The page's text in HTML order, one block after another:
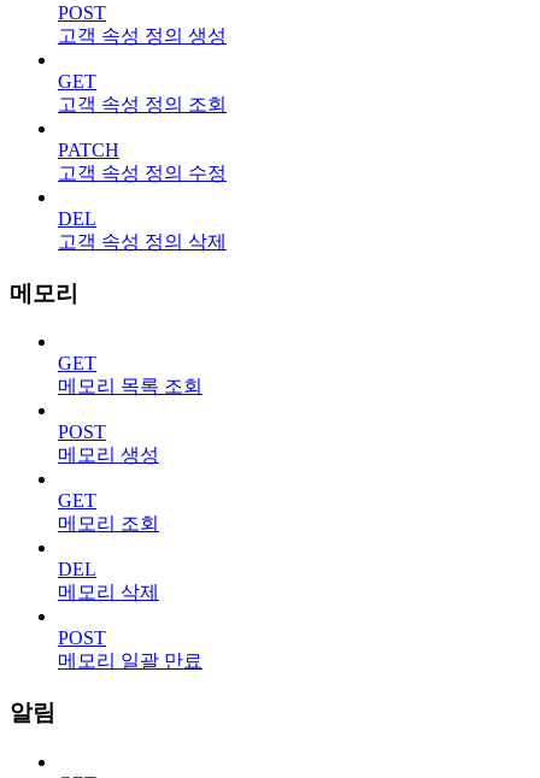
POST
고객 속성 정의 생성
GET
고객 속성 정의 조회
PATCH
고객 속성 정의 수정
DEL
고객 속성 정의 삭제
메모리
GET
메모리 목록 조회
POST
메모리 생성
GET
메모리 조회
DEL
메모리 삭제
POST
메모리 일괄 만료
알림